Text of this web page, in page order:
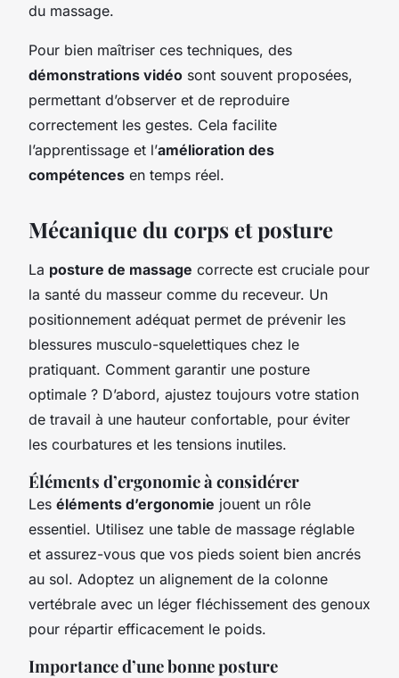
du massage.
Pour bien maîtriser ces techniques, des
démonstrations vidéo sont souvent proposées,
permettant d’observer et de reproduire
correctement les gestes. Cela facilite
l’apprentissage et l’amélioration des
compétences en temps réel.
Mécanique du corps et posture
La posture de massage correcte est cruciale pour
la santé du masseur comme du receveur. Un
positionnement adéquat permet de prévenir les
blessures musculo-squelettiques chez le
pratiquant. Comment garantir une posture
optimale ? D’abord, ajustez toujours votre station
de travail à une hauteur confortable, pour éviter
les courbatures et les tensions inutiles.
Éléments d’ergonomie à considérer
Les éléments d’ergonomie jouent un rôle
essentiel. Utilisez une table de massage réglable
et assurez-vous que vos pieds soient bien ancrés
au sol. Adoptez un alignement de la colonne
vertébrale avec un léger fléchissement des genoux
pour répartir efficacement le poids.
Importance d’une bonne posture